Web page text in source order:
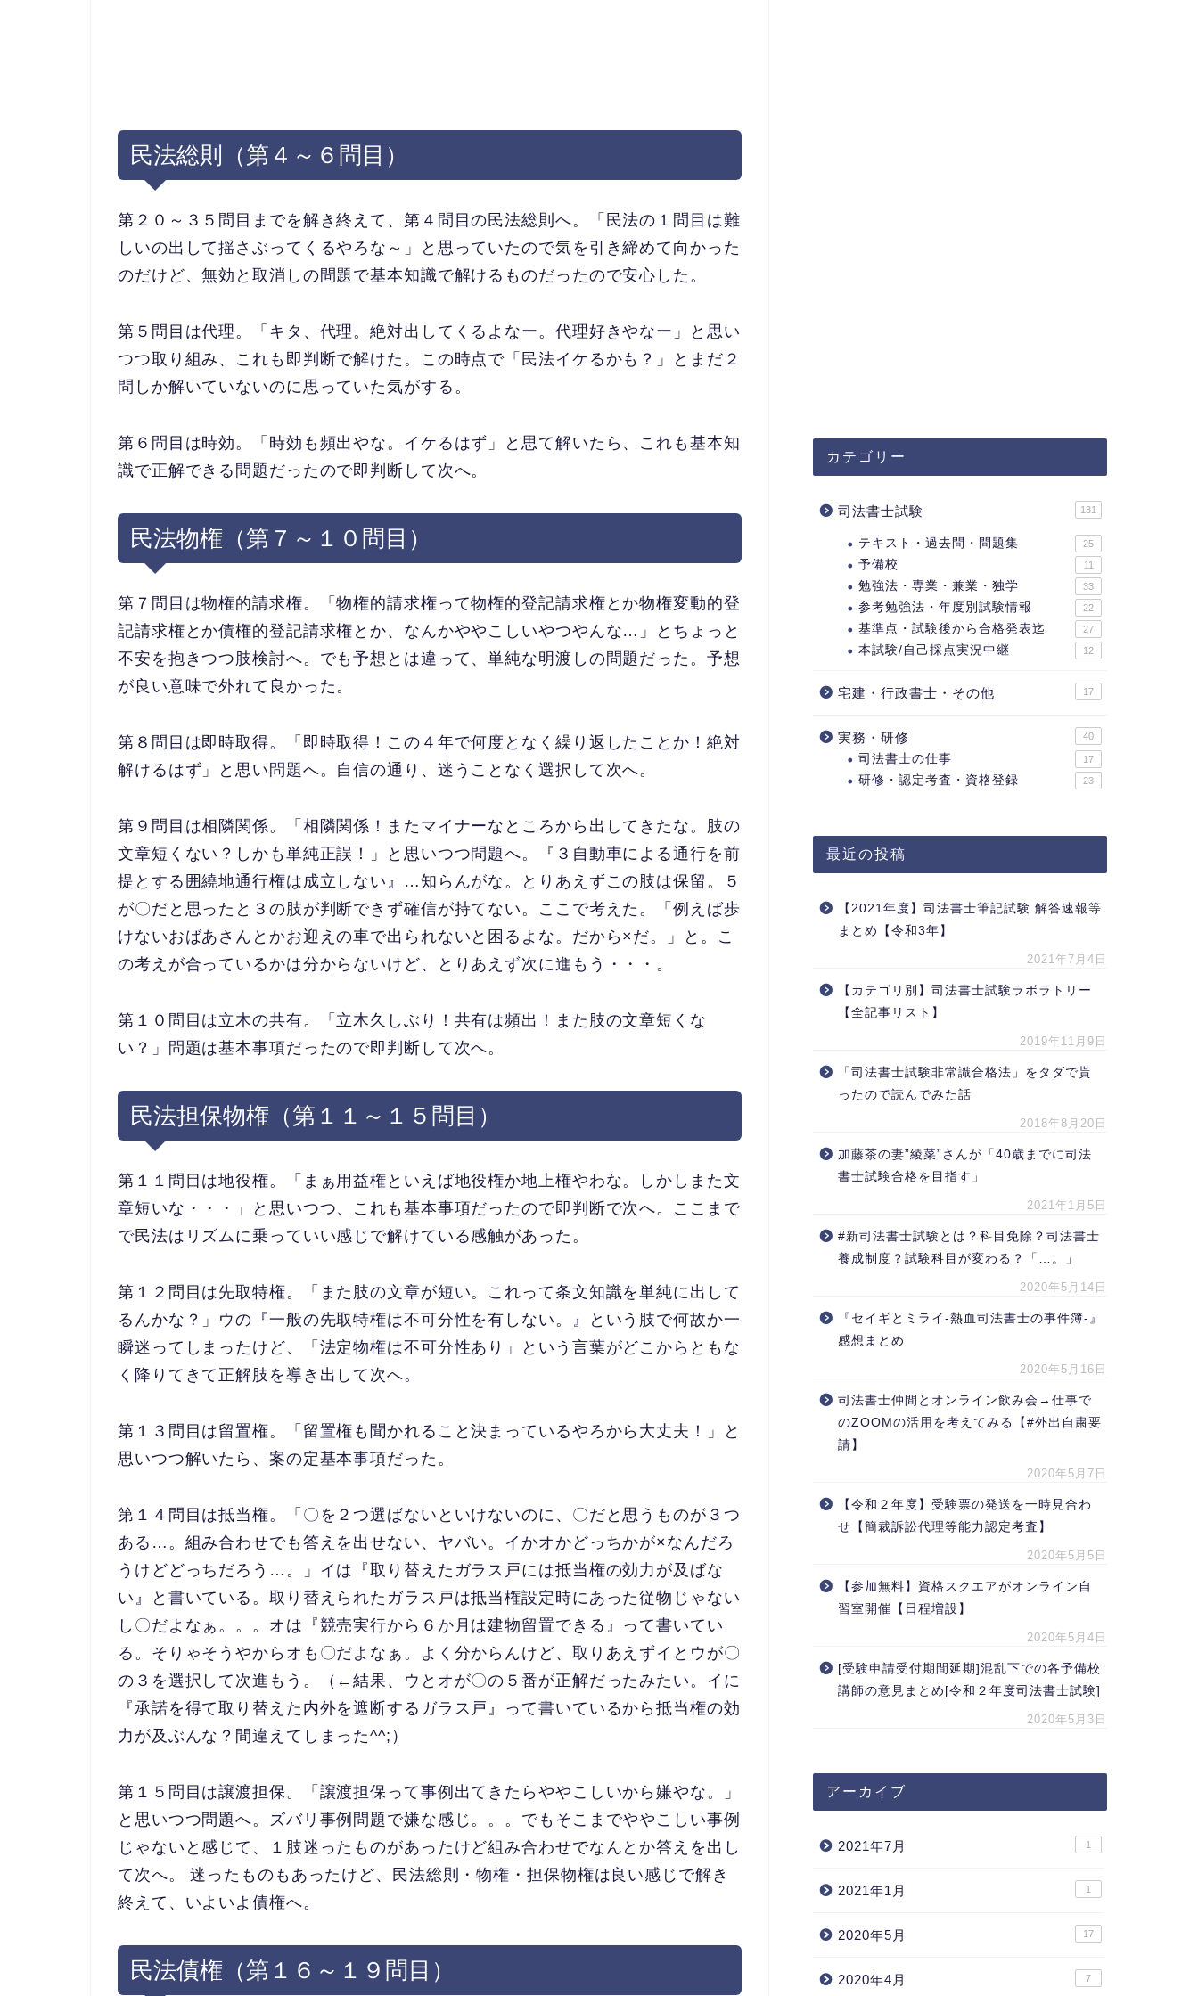
民法総則（第４～６問目）
第２０～３５問目までを解き終えて、第４問目の民法総則へ。「民法の１問目は難
しいの出して揺さぶってくるやろな～」と思っていたので気を引き締めて向かった
のだけど、無効と取消しの問題で基本知識で解けるものだったので安心した。
第５問目は代理。「キタ 、代理。絶対出してくるよなー。代理好きやなー」と思い
つつ取り 組み、これも即判断で解けた。この時点で「民法イケるかも？」
とまだ２
問しか解いていないのに思っていた気がする。
第６問目は時効。「時効も頻出やな。イケるはず」と思て解いたら 、これも基本知
識で正解できる問題だったので即判断して次へ。
民法物権（第７～１０問目）
第７問目は物権的請求権。「物権的請求権って物権的登記請求権とか物権変動的登
記請求権とか債権的登記請求権とか、なんかややこ しいやつやんな…」とちょっと
不安を抱きつつ肢検討へ。 でも予想とは違って、単純な明渡しの問題だった。予想
が良い意味で外れて良かった。
第８問目は即時取得。「即時取得！ この４年で何度となく繰り返したことか！絶対
解けるはず」
と思い問題へ。自信の通り、迷うことなく選択して次へ。
第９問目は相隣関係。「相隣関係！またマイナーなところから出し てきたな。肢の
文章短くない？しかも単純正誤！」
と思いつつ問題へ。『３自動車による通行を前
提とする囲繞地通行権は成立しない』…知らんがな。とりあえずこの肢は保留。５
が〇だと思ったと３の肢が判断できず確信が持てない。ここで考えた。
「例えば歩
けないおばあさんとかお迎えの車で出られないと困るよ な。だから×だ。」と。こ
の考えが合っているかは分からないけど、とりあえず次に進もう・・・。
第１０問目は立木の共有。「 立木久しぶり！共有は頻出！また肢の文章短くな
い？」
問題は基本事項だったので即判断して次へ。
民法担保物権（第１１～１５問目）
第１１問目は地役権。「まぁ用益権といえば地役権か地上権やわな。しかしまた文
章短いな・・・」と思いつつ、 これも基本事項だったので即判断で次へ。ここまで
で民法はリズムに乗っていい感じで解けている感触があった。
第１２問目は先取特権。「また肢の文章が短い。これって条文知識を単純に出して
るんかな？」ウの『一般の先取特権は不可分性を有 しない。』という肢で何故か一
瞬迷ってしまったけど、「法定物権は不可分性あり」という言葉がどこからともな
く降りてきて正解肢 を導き出して次へ。
第１３問目は留置権。「留置権も聞かれること決まっているやろから大丈夫！」と
思いつつ解いたら、案の定基本事項だった。
第１４問目は抵当権。「〇を２つ選ばないといけないのに、〇だと思うものが３つ
ある…。組み合わせでも答えを出せない、ヤバい。イかオかどっちかが×なんだろ
うけどどっちだろう… 。」イは『取り替えたガラス戸には抵当権の効力が及ばな
い』
と書いている。取り替えられたガラス戸は抵当権設定時にあった従物じゃない
し〇だよなぁ。。。オは『競売実行から６か月は建物留置できる』って書いてい
る。 そりゃそうやからオも〇だよなぁ。よく分からんけど、 取りあえずイとウが〇
の３を選択して次進もう。（←結果、ウとオ が〇の５番が正解だったみたい。イに
『承諾を得て取り替えた内外を遮断するガラス戸』 って書いているから抵当権の効
力が及ぶんな？間違えてしまった^^;）
第１５問目は譲渡担保。「譲渡担保って事例出てきたらややこしいから嫌やな。」
と思いつつ問題へ。ズバリ事例問題で嫌な感じ。。 。でもそこまでややこしい事例
じゃないと感じて、１肢迷ったものがあったけど組み合わせでなんとか答えを出し
て次へ。 迷ったものもあったけど、民法総則・物権・ 担保物権は良い感じで解き
終えて、いよいよ債権へ。
民法債権（第１６～１９問目）
カテゴリー
司法書士試験 131
テキスト・過去問・問題集 25
予備校 11
勉強法・専業・兼業・独学 33
参考勉強法・年度別試験情報 22
基準点・試験後から合格発表迄 27
本試験/自己採点実況中継 12
宅建・行政書士・その他 17
実務・研修 40
司法書士の仕事 17
研修・認定考査・資格登録 23
最近の投稿
【2021年度】司法書士筆記試験 解答速報等
まとめ【令和3年】
2021年7月4日
【カテゴリ別】司法書士試験ラボラトリー
【全記事リスト】
2019年11月9日
「司法書士試験非常識合格法」をタダで貰
ったので読んでみた話
2018年8月20日
加藤茶の妻”綾菜”さんが「40歳までに司法
書士試験合格を目指す」
2021年1月5日
#新司法書士試験とは？科目免除？司法書士
養成制度？試験科目が変わる？「…。」
2020年5月14日
『セイギとミライ-熱血司法書士の事件簿-』
感想まとめ
2020年5月16日
司法書士仲間とオンライン飲み会→仕事で
のZOOMの活用を考えてみる【#外出自粛要
請】
2020年5月7日
【令和２年度】受験票の発送を一時見合わ
せ【簡裁訴訟代理等能力認定考査】
2020年5月5日
【参加無料】資格スクエアがオンライン自
習室開催【日程増設】
2020年5月4日
[受験申請受付期間延期]混乱下での各予備校
講師の意見まとめ[令和２年度司法書士試験]
2020年5月3日
アーカイブ
2021年7月 1
2021年1月 1
2020年5月 17
2020年4月 7